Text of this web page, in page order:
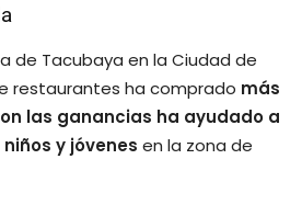
de Tacubaya en la Ciudad de
restaurantes ha comprado más
las ganancias ha ayudado a
y jóvenes en la zona de